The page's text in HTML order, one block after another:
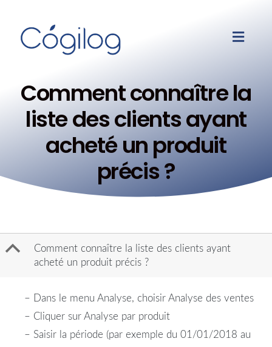
Comment connaître la
liste des clients ayant
acheté un produit
précis ?
B
Comment connaître la liste des clients ayant
acheté un produit précis ?
– Dans le menu Analyse, choisir Analyse des ventes
– Cliquer sur Analyse par produit
– Saisir la période (par exemple du 01/01/2018 au